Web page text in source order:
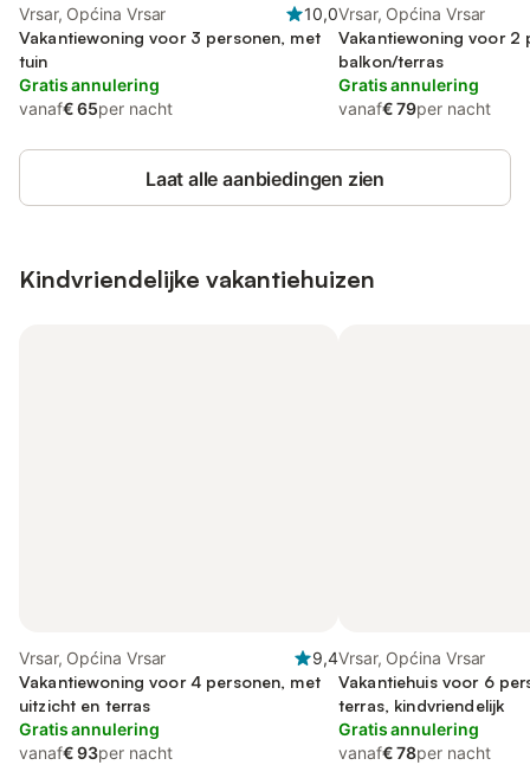
Vrsar, Općina Vrsar
10,0
Vakantiewoning voor 3 personen, met
tuin
Gratis annulering
vanaf€ 65per nacht
Vrsar, Općina Vrsar
Vakantiewoning voor 2
balkon/terras
Gratis annulering
vanaf€ 79per nacht
Laat alle aanbiedingen zien
Kindvriendelijke vakantiehuizen
Vrsar, Općina Vrsar
9,4
Vakantiewoning voor 4 personen, met
uitzicht en terras
Gratis annulering
vanaf€ 93per nacht
Vrsar, Općina Vrsar
Vakantiehuis voor 6
terras, kindvriendelijk
Gratis annulering
vanaf€ 78per nacht